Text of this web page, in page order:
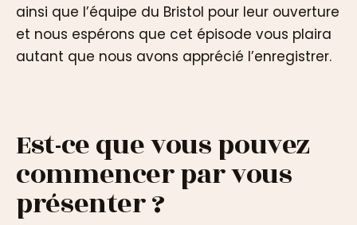
ainsi que l’équipe du Bristol pour leur ouverture
et nous espérons que cet épisode vous plaira
autant que nous avons apprécié l’enregistrer.
Est-ce que vous pouvez
commencer par vous
présenter ?